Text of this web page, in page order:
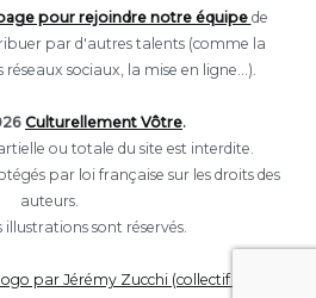
pour rejoindre notre équipe de
par d'autres talents (comme la
sociaux, la mise en ligne...).
Culturellement Vôtre.
ou totale du site est interdite.
par loi française sur les droits des
auteurs.
illustrations sont réservés.
logo par Jérémy Zucchi (collectif Eclore).